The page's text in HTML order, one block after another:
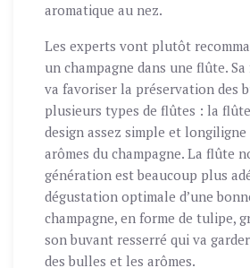
aromatique au nez.
Les experts vont plutôt
un champagne dans une flûte.
va favoriser la préservation des
plusieurs types de flûtes : la
design assez simple et longiligne
arômes du champagne. La flûte
génération est beaucoup plus
dégustation optimale d’une
champagne, en forme de tulipe,
son buvant resserré qui va
des bulles et les arômes.